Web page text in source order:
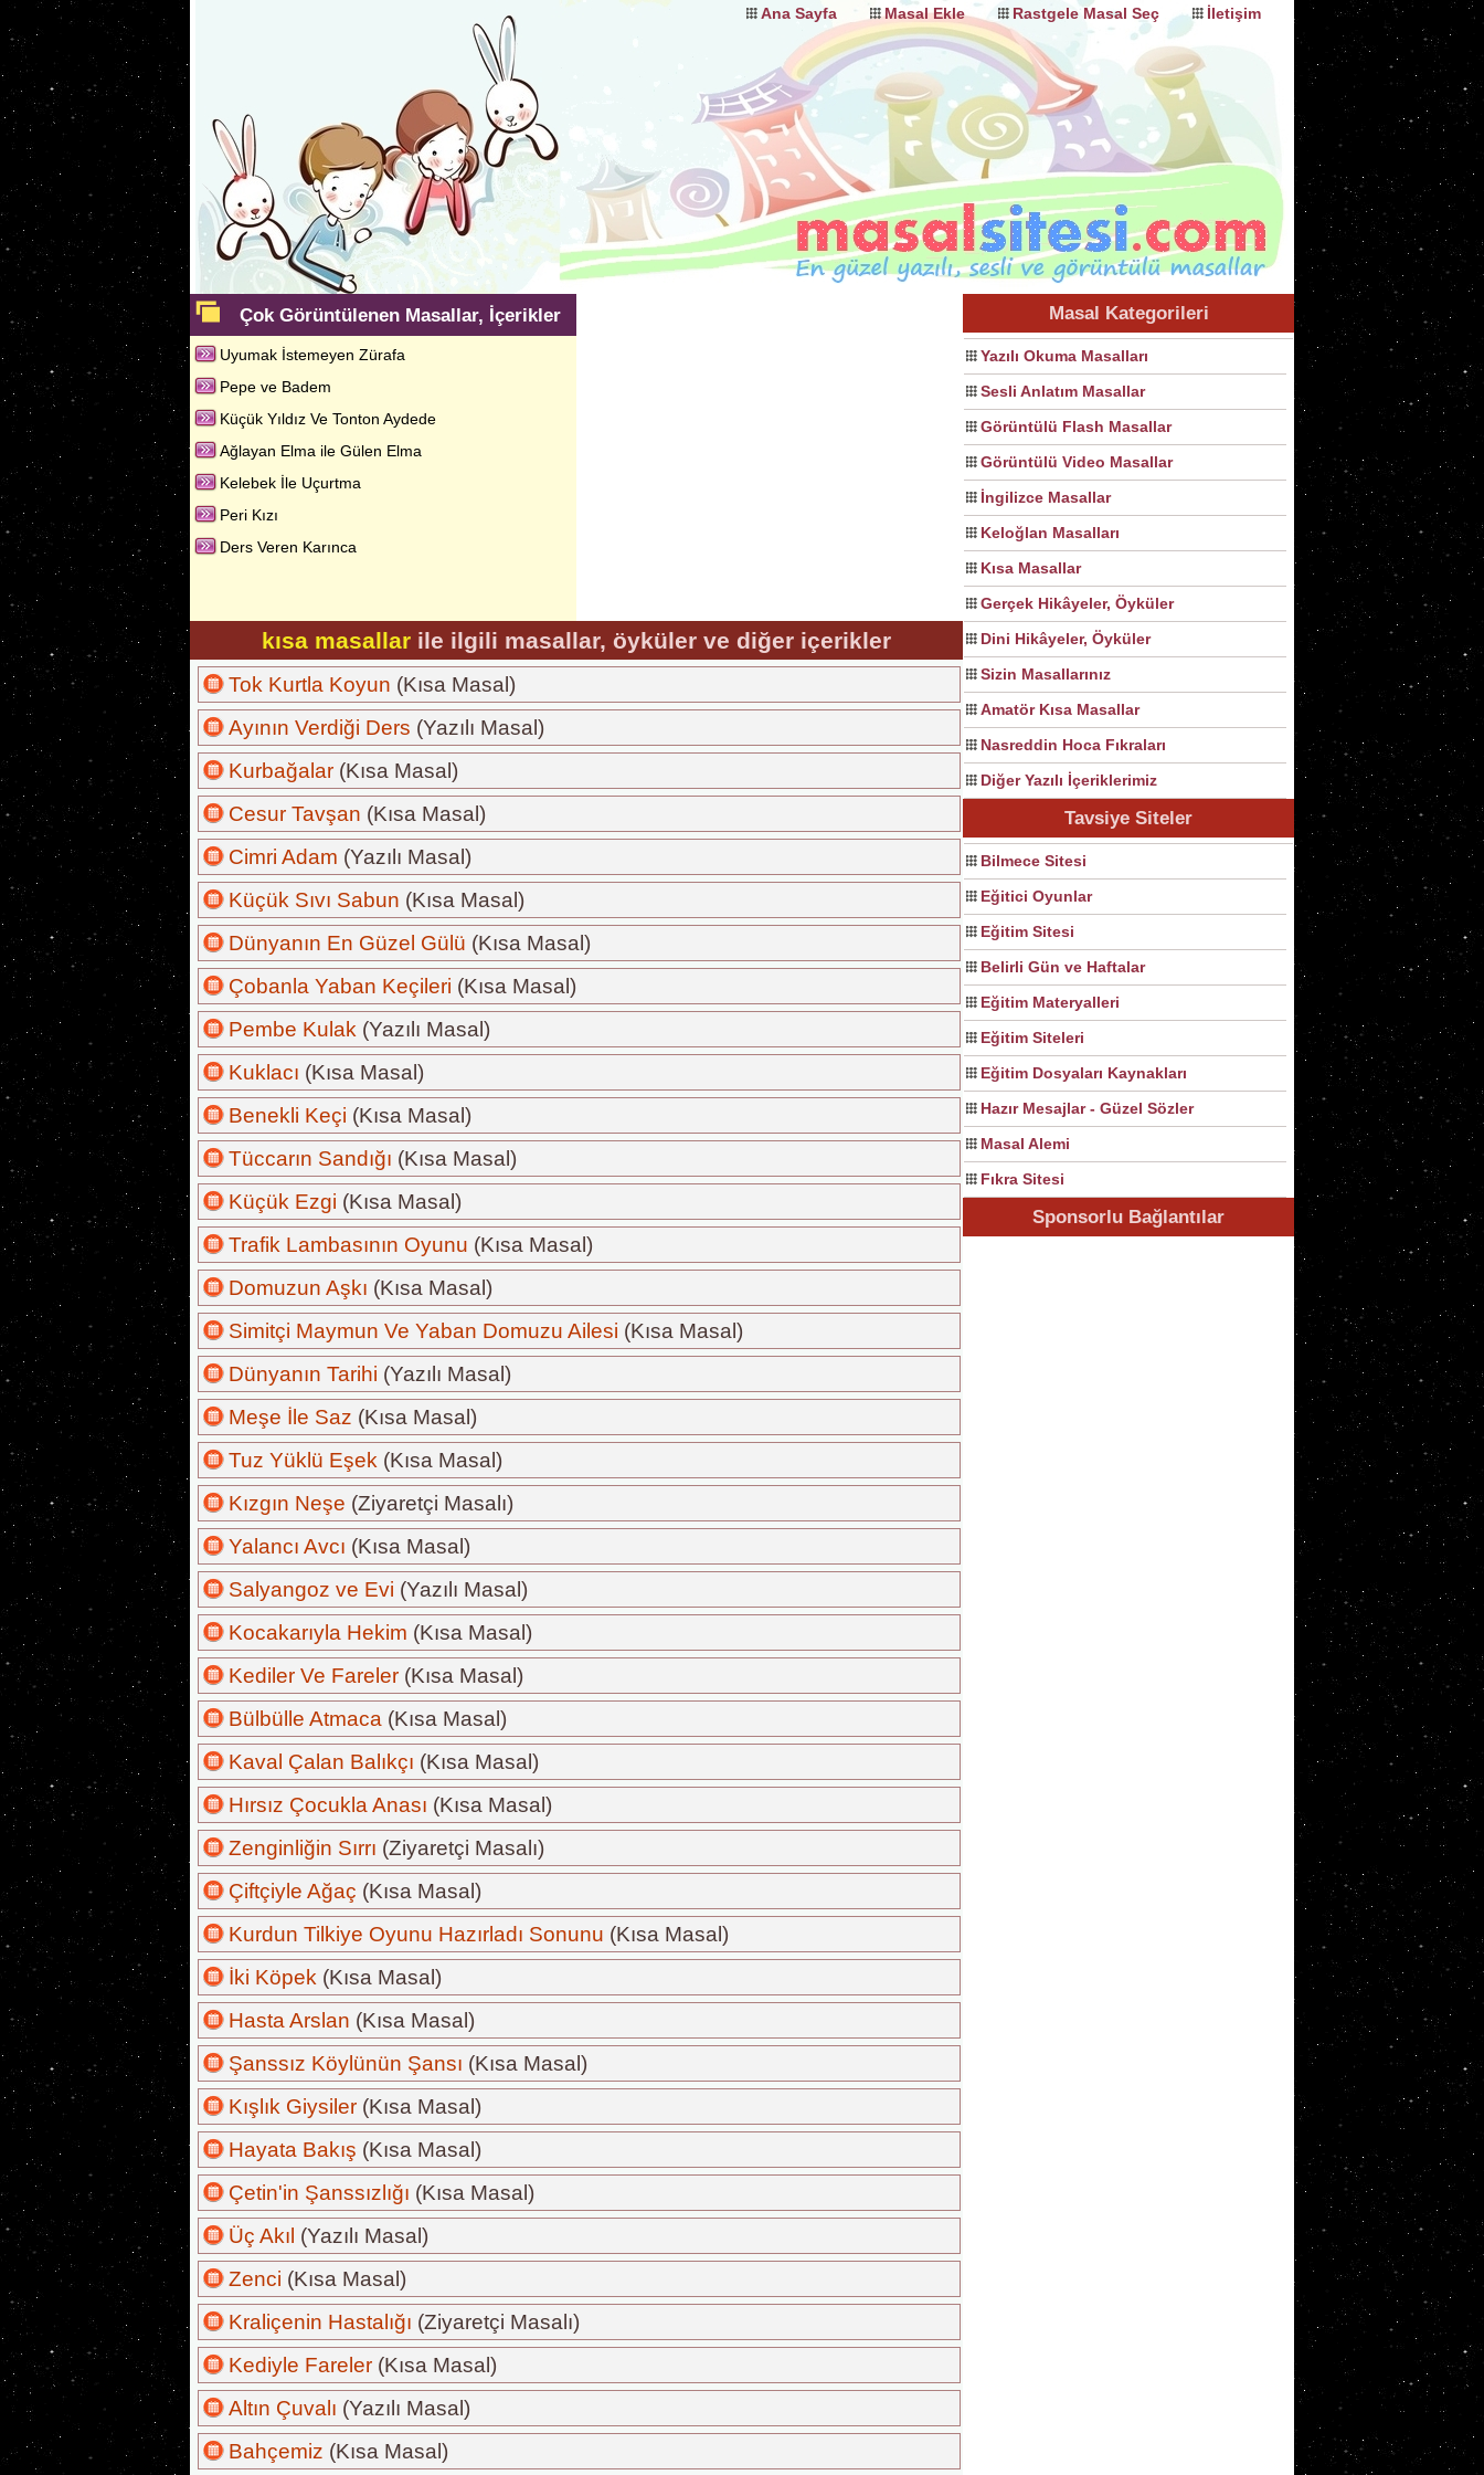
Ana Sayfa Masal Ekle Rastgele Masal Seç İletişim
Masal Kategorileri
Yazılı Okuma Masalları
Sesli Anlatım Masallar
Görüntülü Flash Masallar
Görüntülü Video Masallar
İngilizce Masallar
Keloğlan Masalları
Kısa Masallar
Gerçek Hikâyeler, Öyküler
Dini Hikâyeler, Öyküler
Sizin Masallarınız
Amatör Kısa Masallar
Nasreddin Hoca Fıkraları
Diğer Yazılı İçeriklerimiz
Tavsiye Siteler
Bilmece Sitesi
Eğitici Oyunlar
Eğitim Sitesi
Belirli Gün ve Haftalar
Eğitim Materyalleri
Eğitim Siteleri
Eğitim Dosyaları Kaynakları
Hazır Mesajlar - Güzel Sözler
Masal Alemi
Fıkra Sitesi
Sponsorlu Bağlantılar
Çok Görüntülenen Masallar, İçerikler
Uyumak İstemeyen Zürafa
Pepe ve Badem
Küçük Yıldız Ve Tonton Aydede
Ağlayan Elma ile Gülen Elma
Kelebek İle Uçurtma
Peri Kızı
Ders Veren Karınca
kısa masallar ile ilgili masallar, öyküler ve diğer içerikler
Tok Kurtla Koyun (Kısa Masal)
Ayının Verdiği Ders (Yazılı Masal)
Kurbağalar (Kısa Masal)
Cesur Tavşan (Kısa Masal)
Cimri Adam (Yazılı Masal)
Küçük Sıvı Sabun (Kısa Masal)
Dünyanın En Güzel Gülü (Kısa Masal)
Çobanla Yaban Keçileri (Kısa Masal)
Pembe Kulak (Yazılı Masal)
Kuklacı (Kısa Masal)
Benekli Keçi (Kısa Masal)
Tüccarın Sandığı (Kısa Masal)
Küçük Ezgi (Kısa Masal)
Trafik Lambasının Oyunu (Kısa Masal)
Domuzun Aşkı (Kısa Masal)
Simitçi Maymun Ve Yaban Domuzu Ailesi (Kısa Masal)
Dünyanın Tarihi (Yazılı Masal)
Meşe İle Saz (Kısa Masal)
Tuz Yüklü Eşek (Kısa Masal)
Kızgın Neşe (Ziyaretçi Masalı)
Yalancı Avcı (Kısa Masal)
Salyangoz ve Evi (Yazılı Masal)
Kocakarıyla Hekim (Kısa Masal)
Kediler Ve Fareler (Kısa Masal)
Bülbülle Atmaca (Kısa Masal)
Kaval Çalan Balıkçı (Kısa Masal)
Hırsız Çocukla Anası (Kısa Masal)
Zenginliğin Sırrı (Ziyaretçi Masalı)
Çiftçiyle Ağaç (Kısa Masal)
Kurdun Tilkiye Oyunu Hazırladı Sonunu (Kısa Masal)
İki Köpek (Kısa Masal)
Hasta Arslan (Kısa Masal)
Şanssız Köylünün Şansı (Kısa Masal)
Kışlık Giysiler (Kısa Masal)
Hayata Bakış (Kısa Masal)
Çetin'in Şanssızlığı (Kısa Masal)
Üç Akıl (Yazılı Masal)
Zenci (Kısa Masal)
Kraliçenin Hastalığı (Ziyaretçi Masalı)
Kediyle Fareler (Kısa Masal)
Altın Çuvalı (Yazılı Masal)
Bahçemiz (Kısa Masal)